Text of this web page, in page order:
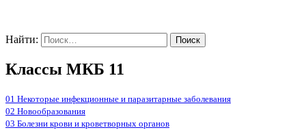
Найти:
Классы МКБ 11
01 Некоторые инфекционные и паразитарные заболевания
02 Новообразования
03 Болезни крови и кроветворных органов